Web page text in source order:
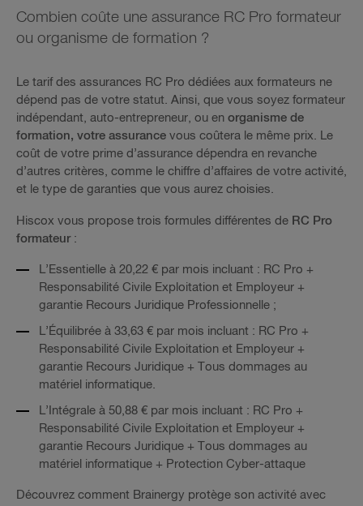
Combien coûte une assurance RC Pro formateur
ou organisme de formation ?
Le tarif des assurances RC Pro dédiées aux formateurs ne
dépend pas de votre statut. Ainsi, que vous soyez formateur
indépendant, auto-entrepreneur, ou en organisme de
formation, votre assurance vous coûtera le même prix. Le
coût de votre prime d’assurance dépendra en revanche
d’autres critères, comme le chiffre d’affaires de votre activité,
et le type de garanties que vous aurez choisies.
Hiscox vous propose trois formules différentes de RC Pro
formateur:
L’Essentielle à 20,22 € par mois incluant : RC Pro +
Responsabilité Civile Exploitation et Employeur +
garantie Recours Juridique Professionnelle ;
L’Équilibrée à 33,63 € par mois incluant : RC Pro +
Responsabilité Civile Exploitation et Employeur +
garantie Recours Juridique + Tous dommages au
matériel informatique.
L’Intégrale à 50,88 € par mois incluant : RC Pro +
Responsabilité Civile Exploitation et Employeur +
garantie Recours Juridique + Tous dommages au
matériel informatique + Protection Cyber-attaque
Découvrez comment Brainergy protège son activité avec